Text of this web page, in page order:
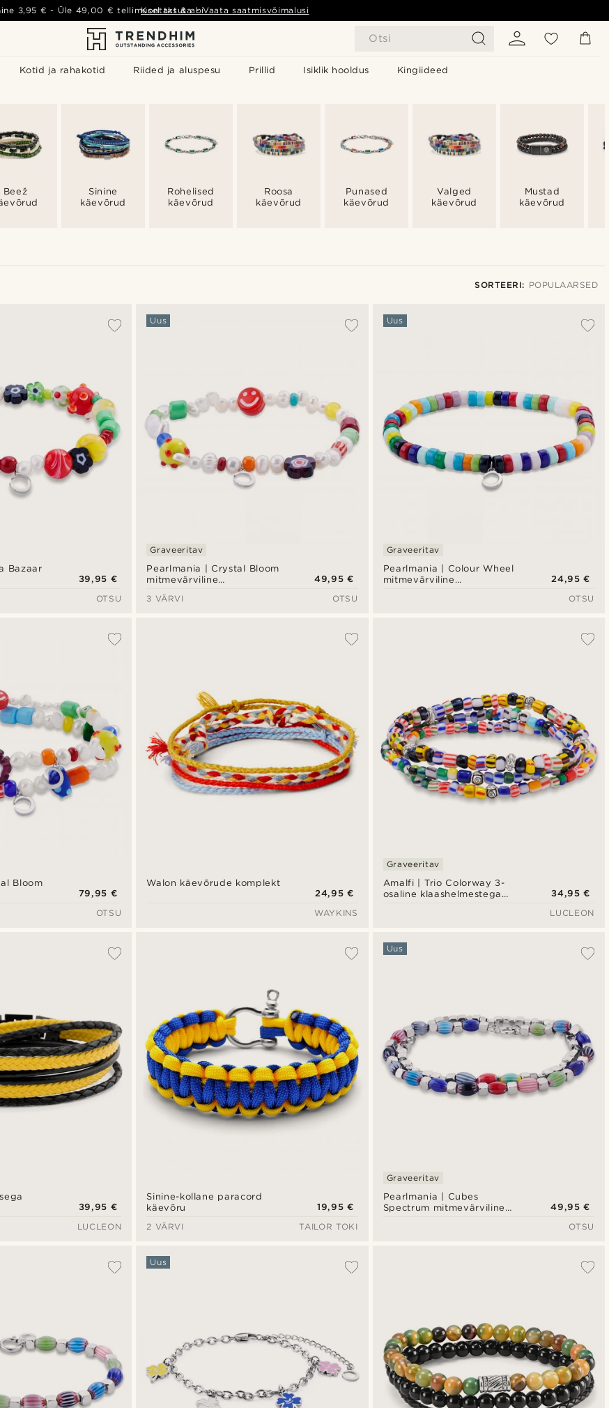
Otsi
Kotid ja rahakotid Riided ja aluspesu Prillid Isiklik hooldus Kingiideed
3,95 € - Üle 49,00 € tellimusel tasuta- Vaata saatmisvõimalusi
Kontakt & abi
Beež
Sinine
käevõrud
Rohelised
käevõrud
Roosa
käevõrud
Punased
käevõrud
Valged
käevõrud
Mustad
käevõrud
SORTEERI: POPULAARSED
Bazaar
39,95 €
OTSU
Pearlmania | Crystal Bloom
mitmevärviline
klaashelmestega käevõru
Uus
Graveeritav
49,95 €
3 VÄRVI
OTSU
Pearlmania | Colour Wheel
mitmevärviline
Uus
Graveeritav
24,95 €
OTSU
Bloom
79,95 €
OTSU
Walon käevõrude komplekt
24,95 €
WAYKINS
Amalfi | Trio Colorway 3-
osaline klaashelmestega
Graveeritav
34,95 €
LUCLEON
39,95 €
LUCLEON
Sinine-kollane paracord
käevõru
19,95 €
2 VÄRVI
TAILOR TOKI
Pearlmania | Cubes
Spectrum mitmevärviline
Uus
Graveeritav
49,95 €
OTSU
Uus